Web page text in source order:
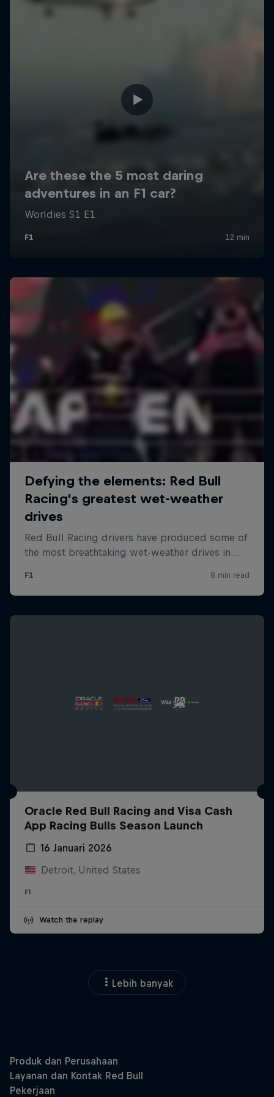
Oracle Red Bull Racing and Visa Cash
App Racing Bulls Season Launch
16 Januari 2026
Detroit, United States
F1
Watch the replay
Lebih banyak